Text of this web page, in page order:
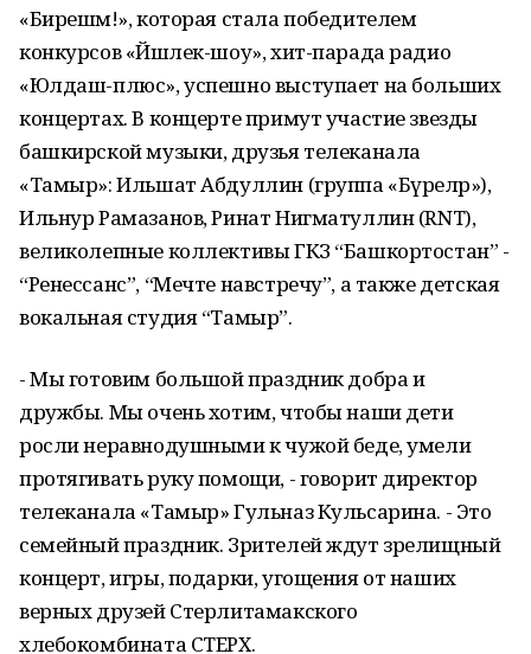
«Бирешмә!», которая стала победителем
конкурсов «Йәшлек-шоу», хит-парада радио
«Юлдаш-плюс», успешно выступает на больших
концертах. В концерте примут участие звезды
башкирской музыки, друзья телеканала
«Тамыр»: Ильшат Абдуллин (группа «Бүреләр»),
Ильнур Рамазанов, Ринат Нигматуллин (RNT),
великолепные коллективы ГКЗ “Башкортостан” -
“Ренессанс”, “Мечте навстречу”, а также детская
вокальная студия “Тамыр”.
- Мы готовим большой праздник добра и
дружбы. Мы очень хотим, чтобы наши дети
росли неравнодушными к чужой беде, умели
протягивать руку помощи, - говорит директор
телеканала «Тамыр» Гульназ Кульсарина. - Это
семейный праздник. Зрителей ждут зрелищный
концерт, игры, подарки, угощения от наших
верных друзей Стерлитамакского
хлебокомбината СТЕРХ.